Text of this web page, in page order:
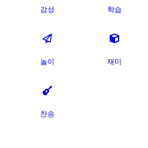
감성 학습
놀이 재미
찬송